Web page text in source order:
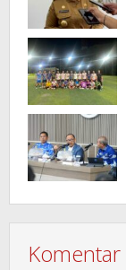
Komentar